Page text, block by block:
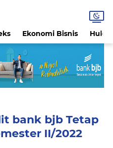
Ekonomi Bisnis
bank bjb Tetap
II/2022